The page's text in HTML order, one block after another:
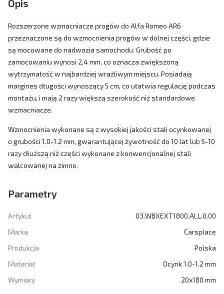
Opis
Rozszerzone wzmacniacze progów do Alfa Romeo AR6
przeznaczone są do wzmocnienia progów w dolnej części, gdzie
są mocowane do nadwozia samochodu. Grubość po
zamocowaniu wynosi 2,4 mm, co oznacza zwiększoną
wytrzymałość w najbardziej wrażliwym miejscu. Posiadają
margines długości wynoszący 5 cm, co ułatwia regulację podczas
montażu, i mają 2 razy większą szerokość niż standardowe
wzmacniacze.
Wzmocnienia wykonane są z wysokiej jakości stali ocynkowanej
o grubości 1.0-1.2 mm, gwarantującej żywotność do 10 lat lub 5-10
razy dłuższą niż części wykonane z konwencjonalnej stali
walcowanej na zimno.
Parametry
Artykuł
03.WBXEXT1800.ALL.0.00
Marka
Carsplace
Produkcja
Polska
Materiał
Ocynk 1.0-1.2 mm
Wymiary
20x180 mm